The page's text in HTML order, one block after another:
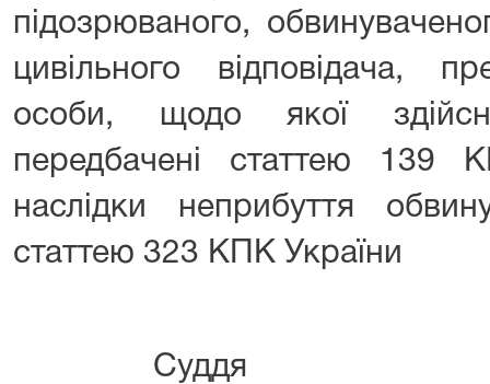
підозрюваного,
цивільного відповідача,
особи, щодо якої
передбачені статтею 139
наслідки неприбуття
статтею 323 КПК України
Суддя